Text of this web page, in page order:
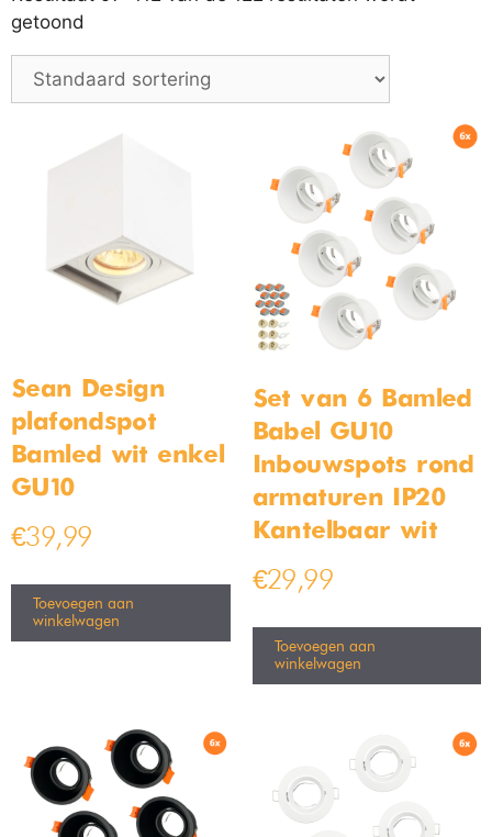
Moderne plafondlamp ronde
Op voorraad Op voorraad
Design plafondspot
wandspot Bamled wit GU10
Op voorraad
Moderne hanglamp smoked
89,99 €49,99